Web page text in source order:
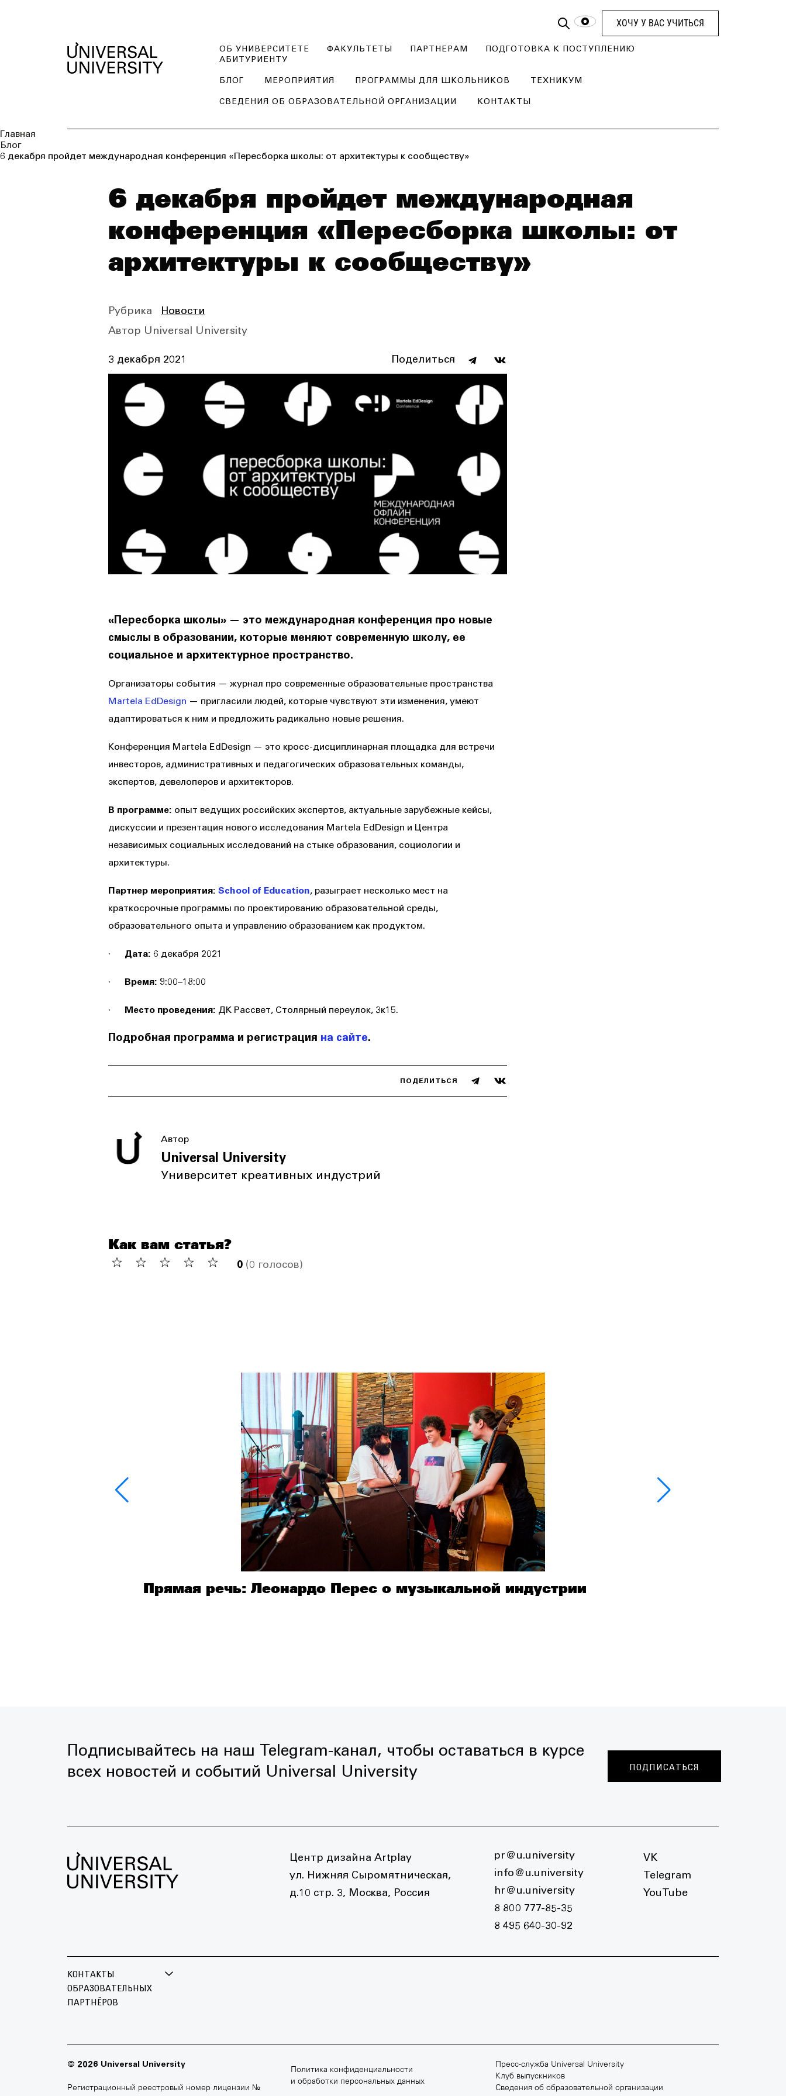
ХОЧУ У ВАС УЧИТЬСЯ
ОБ УНИВЕРСИТЕТЕ ФАКУЛЬТЕТЫ ПАРТНЕРАМ
ПОДГОТОВКА К ПОСТУПЛЕНИЮ
АБИТУРИЕНТУ
БЛОГ МЕРОПРИЯТИЯ ПРОГРАММЫ ДЛЯ ШКОЛЬНИКОВ ТЕХНИКУМ
СВЕДЕНИЯ ОБ ОБРАЗОВАТЕЛЬНОЙ ОРГАНИЗАЦИИ КОНТАКТЫ
Главная
Блог
6 декабря пройдет международная конференция «Пересборка школы: от архитектуры к сообществу»
6 декабря пройдет международная
конференция «Пересборка школы: от
архитектуры к сообществу»
Рубрика
Новости
Автор Universal University
3 декабря 2021 Поделиться
«Пересборка школы» — это международная конференция про новые
смыслы в образовании, которые меняют современную школу, ее
социальное и архитектурное пространство.
Организаторы события — журнал про современные образовательные пространства
Martela EdDesign — пригласили людей, которые чувствуют эти изменения, умеют
адаптироваться к ним и предложить радикально новые решения.
Конференция Martela EdDesign — это кросс-дисциплинарная площадка для встречи
инвесторов, административных и педагогических образовательных команды,
экспертов, девелоперов и архитекторов.
В программе: опыт ведущих российских экспертов, актуальные зарубежные кейсы,
дискуссии и презентация нового исследования Martela EdDesign и Центра
независимых социальных исследований на стыке образования, социологии и
архитектуры.
Партнер мероприятия: School of Education, разыграет несколько мест на
краткосрочные программы по проектированию образовательной среды,
образовательного опыта и управлению образованием как продуктом.
· Дата: 6 декабря 2021
· Время: 9:00–18:00
· Место проведения: ДК Рассвет, Столярный переулок, 3к15.
Подробная программа и регистрация на сайте.
ПОДЕЛИТЬСЯ
Автор
Universal University
Университет креативных индустрий
Как вам статья?
0 (0 голосов)
Прямая речь: Леонардо Перес о музыкальной индустрии
Подписывайтесь на наш Telegram-канал, чтобы оставаться в курсе
всех новостей и событий Universal University
ПОДПИСАТЬСЯ
Центр дизайна Artplay
ул. Нижняя Сыромятническая,
д.10 стр. 3, Москва, Россия
pr@u.university
info@u.university
hr@u.university
8 800 777-85-35
8 495 640-30-92
VK
Telegram
YouTube
КОНТАКТЫ
ОБРАЗОВАТЕЛЬНЫХ
ПАРТНЁРОВ
ДИЗАЙНА
+7 495 640 30 15
moscowfilmschool.ru march.ru
© 2026 Universal University
Регистрационный реестровый номер лицензии №
Политика конфиденциальности
и обработки персональных данных
Пресс-служба Universal University
Клуб выпускников
Сведения об образовательной организации